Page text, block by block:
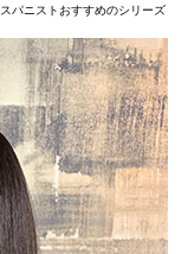
パニストおすすめのシリーズ